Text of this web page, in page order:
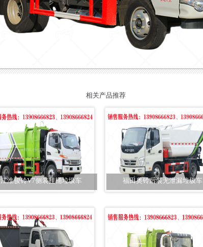
相关产品推荐
江淮骏铃V7侧装挂桶垃圾车 福田奥铃后装无泄漏垃圾车